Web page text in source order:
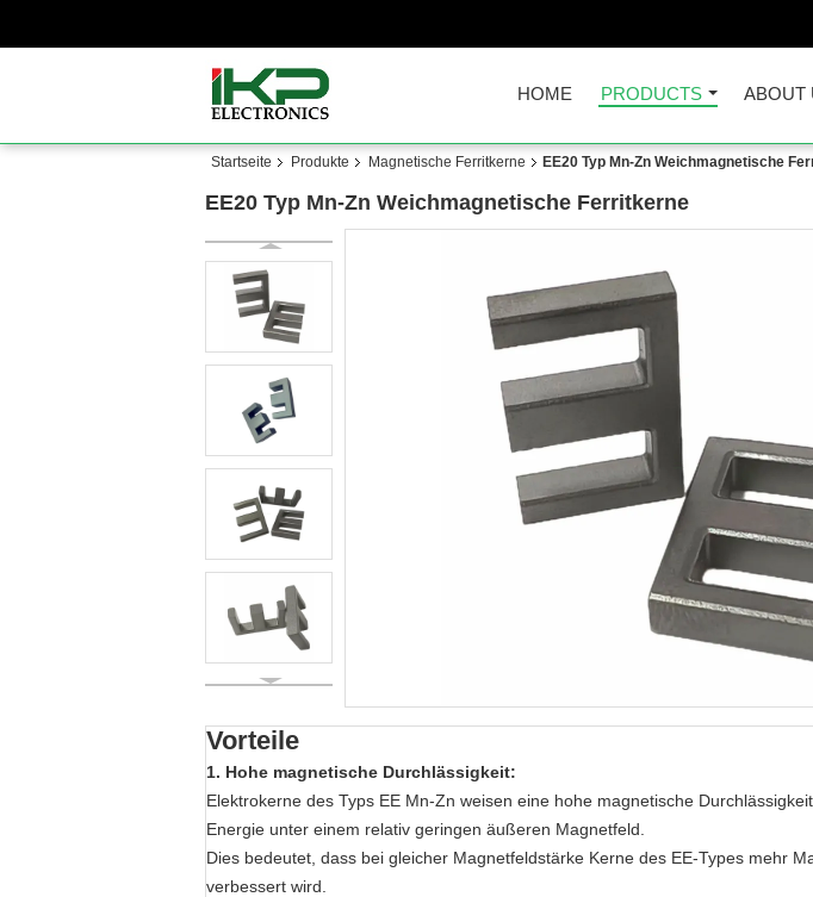
HOME PRODUCTS ABOUT
Startseite Produkte Magnetische Ferritkerne EE20 Typ Mn-Zn Weichmagnetische
EE20 Typ Mn-Zn Weichmagnetische Ferritkerne
Vorteile
1. Hohe magnetische Durchlässigkeit:
Elektrokerne des Typs EE Mn-Zn weisen eine hohe magnetische
Energie unter einem relativ geringen äußeren Magnetfeld.
Dies bedeutet, dass bei gleicher Magnetfeldstärke Kerne des EE-Types mehr
verbessert wird.